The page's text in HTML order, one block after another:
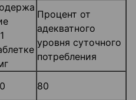
Процент от
адекватного
уровня суточного
потребления
80